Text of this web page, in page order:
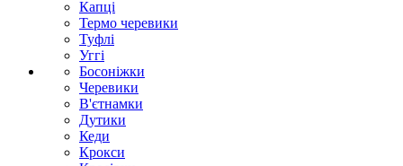
Капці
Термо черевики
Туфлі
Уггі
Босоніжки
Черевики
В'єтнамки
Дутики
Кеди
Крокси